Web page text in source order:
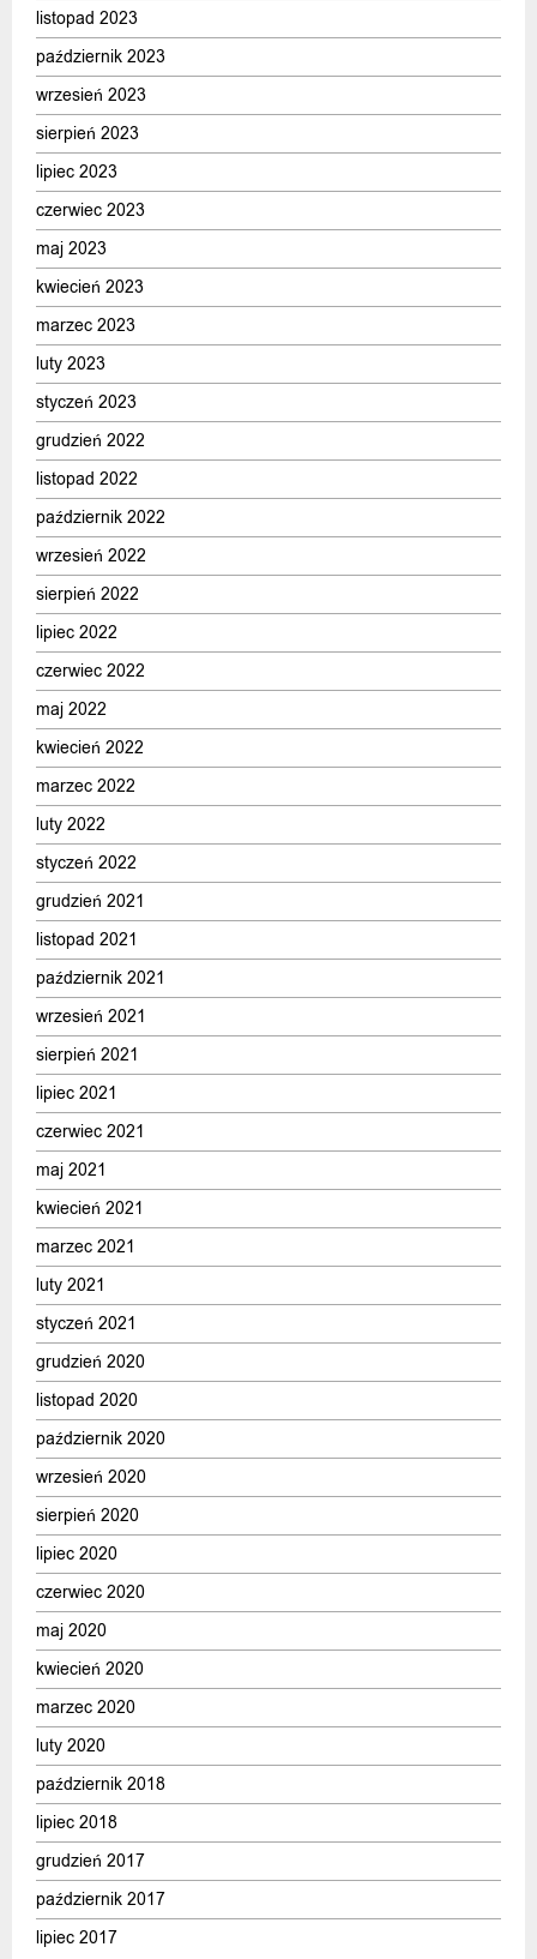
listopad 2023
październik 2023
wrzesień 2023
sierpień 2023
lipiec 2023
czerwiec 2023
maj 2023
kwiecień 2023
marzec 2023
luty 2023
styczeń 2023
grudzień 2022
listopad 2022
październik 2022
wrzesień 2022
sierpień 2022
lipiec 2022
czerwiec 2022
maj 2022
kwiecień 2022
marzec 2022
luty 2022
styczeń 2022
grudzień 2021
listopad 2021
październik 2021
wrzesień 2021
sierpień 2021
lipiec 2021
czerwiec 2021
maj 2021
kwiecień 2021
marzec 2021
luty 2021
styczeń 2021
grudzień 2020
listopad 2020
październik 2020
wrzesień 2020
sierpień 2020
lipiec 2020
czerwiec 2020
maj 2020
kwiecień 2020
marzec 2020
luty 2020
październik 2018
lipiec 2018
grudzień 2017
październik 2017
lipiec 2017